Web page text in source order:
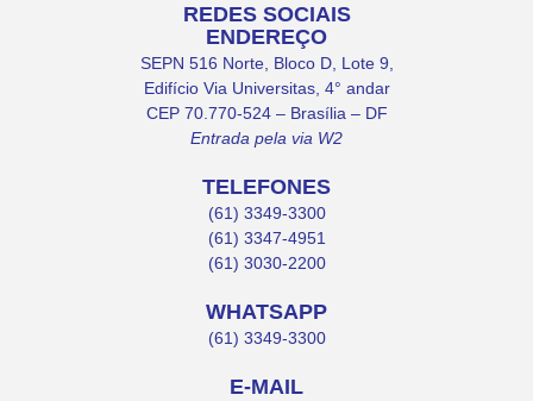
REDES SOCIAIS
ENDEREÇO
SEPN 516 Norte, Bloco D, Lote 9,
Edifício Via Universitas, 4° andar
CEP 70.770-524 – Brasília – DF
Entrada pela via W2
TELEFONES
(61) 3349-3300
(61) 3347-4951
(61) 3030-2200
WHATSAPP
(61) 3349-3300
E-MAIL